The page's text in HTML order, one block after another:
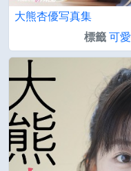
大熊杏優写真集
標籤可愛